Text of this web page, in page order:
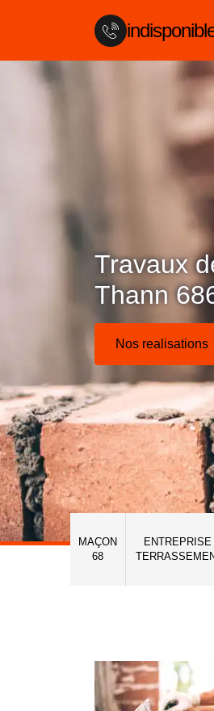
Travaux
Thann
Nos realisations
MAÇON
68
ENTREPRISE